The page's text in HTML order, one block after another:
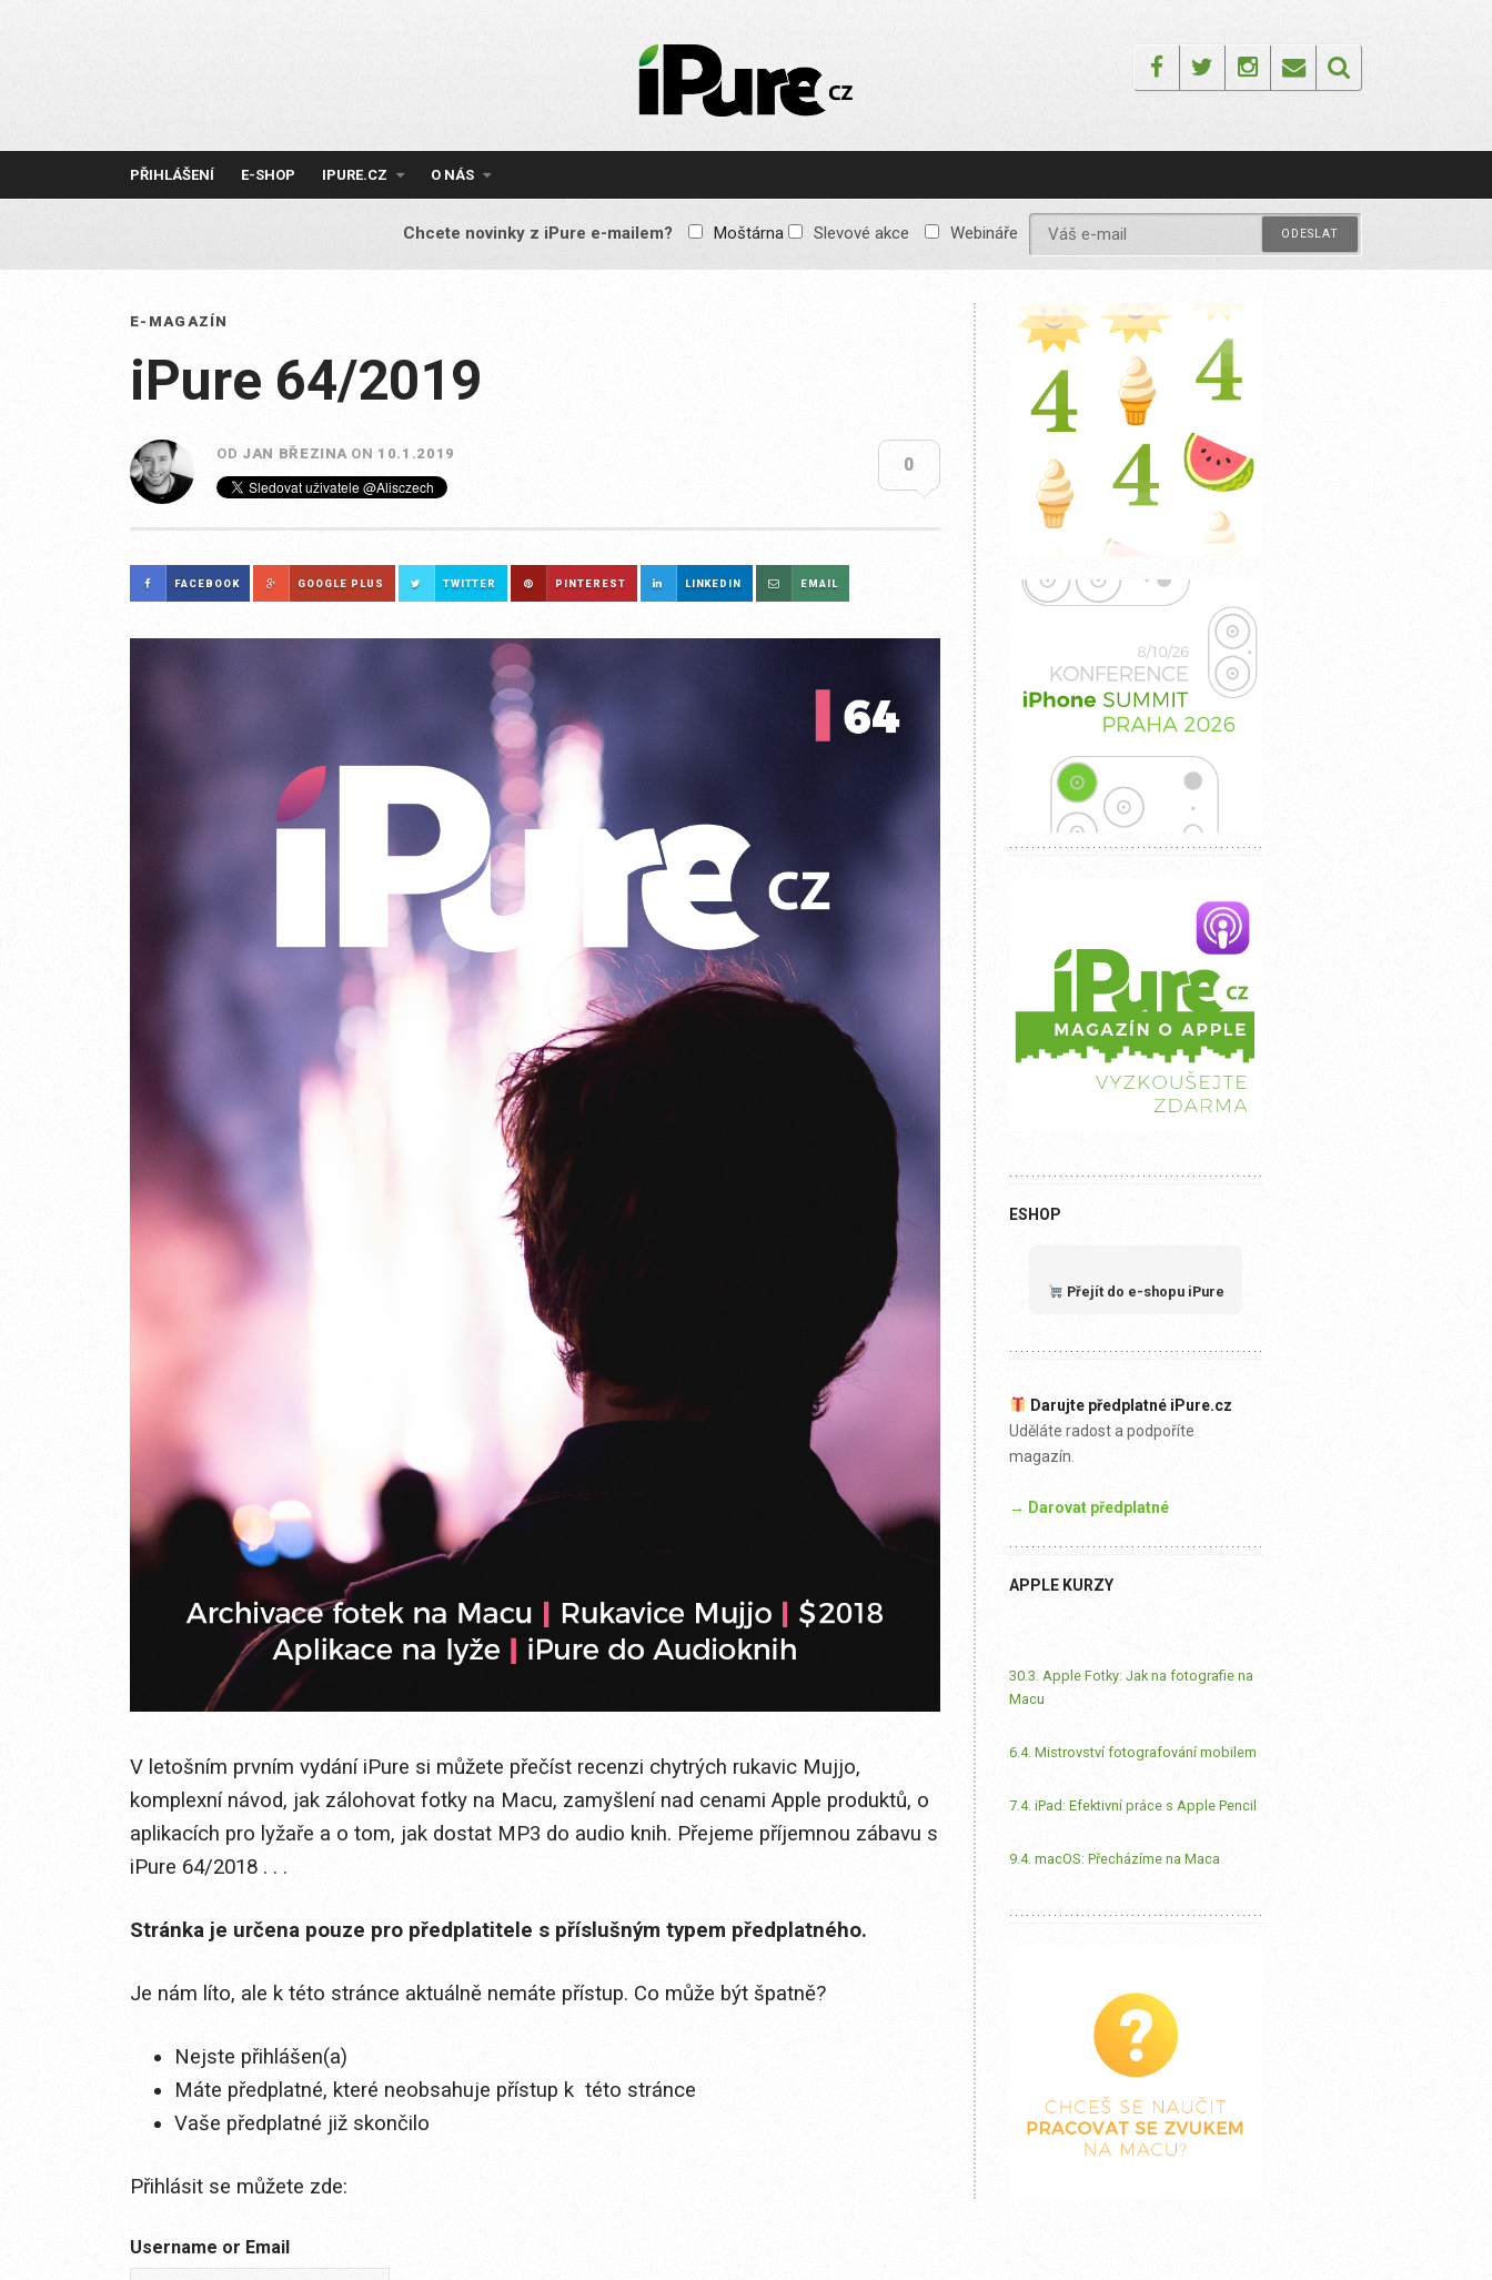
IPURE.CZ
Prémiový Apple e-
reklamy, žádné
obsah pro všechny
FacebookTwitterInstagram
Email
PŘIHLÁŠENÍ E-SHOP IPURE.CZ O NÁS
Chcete novinky z iPure e-mailem? Moštárna Slevové akce Webináře
E-MAGAZÍN
iPure 64/2019
OD JAN BŘEZINA ON 10.1.2019
0
FACEBOOK GOOGLE PLUS TWITTER PINTEREST LINKEDIN EMAIL
V letošním prvním vydání iPure si můžete přečíst recenzi chytrých rukavic Mujjo,
komplexní návod, jak zálohovat fotky na Macu, zamyšlení nad cenami Apple produktů, o
aplikacích pro lyžaře a o tom, jak dostat MP3 do audio knih. Přejeme příjemnou zábavu s
iPure 64/2018 . . .
Stránka je určena pouze pro předplatitele s příslušným typem předplatného.
Je nám líto, ale k této stránce aktuálně nemáte přístup. Co může být špatně?
Nejste přihlášen(a)
Máte předplatné, které neobsahuje přístup k této stránce
Vaše předplatné již skončilo
Přihlásit se můžete zde:
Username or Email
ESHOP
Přejít do e-shopu iPure
Darujte předplatné iPure.cz
Uděláte radost a podpoříte
magazín.
→ Darovat předplatné
APPLE KURZY
30.3. Apple Fotky: Jak na fotografie na
Macu
6.4. Mistrovství fotografování mobilem
7.4. iPad: Efektivní práce s Apple Pencil
9.4. macOS: Přecházíme na Maca